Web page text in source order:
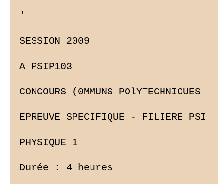
'
SESSION 2009
A PSIP103
CONCOURS (0MMUNS POlYTECHNIOUES
EPREUVE SPECIFIQUE - FILIERE PSI
PHYSIQUE 1
Durée : 4 heures